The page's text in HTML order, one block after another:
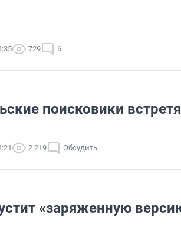
729 6
поисковики
2 219 Обсудить
«заряженную